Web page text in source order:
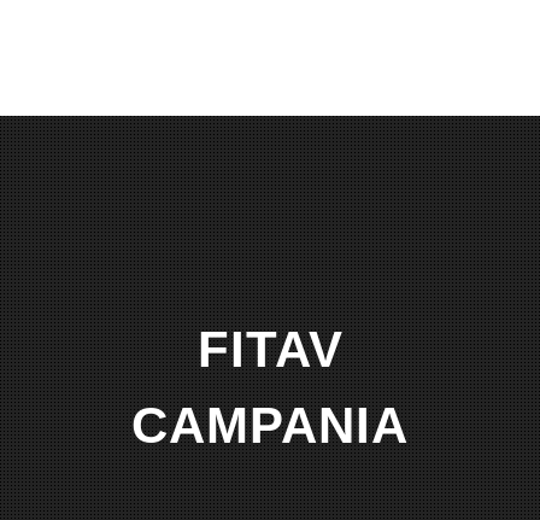
FITAV
CAMPANIA